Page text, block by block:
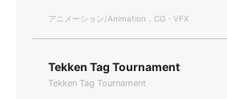
アニメーション/Animation，CG・VFX
Tekken Tag Tournament
Tekken Tag Tournament